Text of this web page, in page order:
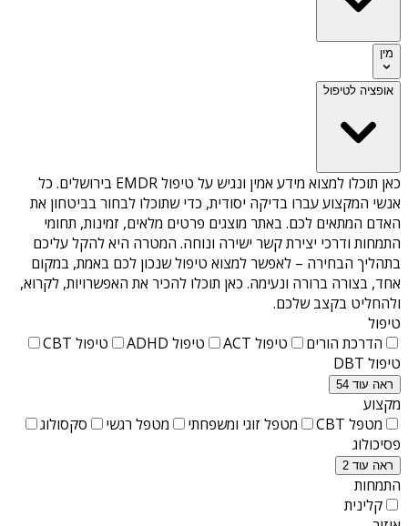
מין
אופציה לטיפול
כאן תוכלו למצוא מידע אמין ונגיש על טיפול EMDR בירושלים
. כל
אנשי המקצוע עברו בדיקה יסודית, כדי שתוכלו לבחור בביטחון את
האדם המתאים לכם. באתר מוצגים פרטים מלאים, זמינות, תחומי
התמחות ודרכי יצירת קשר ישירה ונוחה. המטרה היא להקל עליכם
בתהליך הבחירה – לאפשר למצוא טיפול שנכון לכם באמת, במקום
אחד, בצורה ברורה ונעימה. כאן תוכלו להכיר את האפשרויות, לקרוא,
ולהחליט בקצב שלכם.
טיפול
הדרכת הורים
טיפול ACT טיפול ADHD
טיפול CBT
טיפול DBT
ראה עוד 54
מקצוע
מטפל CBT
מטפל זוגי ומשפחתי מטפל רגשי
סקסולוג
פסיכולוג
ראה עוד 2
התמחות
קלינית